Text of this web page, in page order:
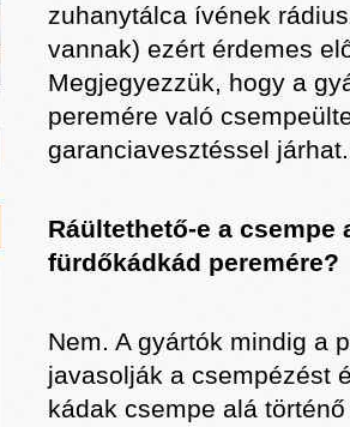
zuhanytálca ívének
vannak) ezért érdemes
Megjegyezzük, hogy a
peremére való
garanciavesztéssel járhat.
Ráültethető-e a csempe
fürdőkádkád peremére?
Nem. A gyártók mindig a
javasolják a csempézést
kádak csempe alá